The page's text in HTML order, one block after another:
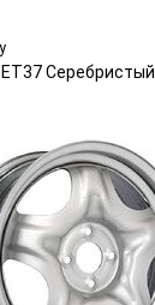
Серебристый